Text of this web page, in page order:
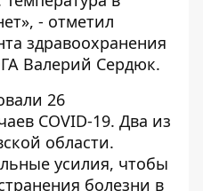
- отметил
здравоохранения
Валерий Сердюк.
26
COVID-19. Два из
области.
усилия, чтобы
болезни в